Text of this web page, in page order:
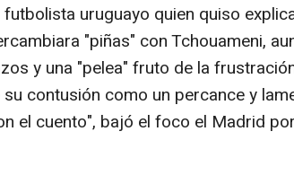
uruguayo quien quiso
"piñas" con Tchouameni,
y una "pelea" fruto de la
contusión como un percance y
el cuento", bajó el foco el Madrid